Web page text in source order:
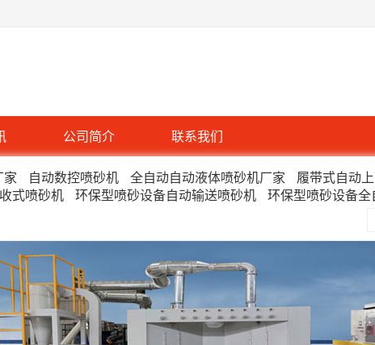
公司简介 联系我们
家 自动数控喷砂机 全自动自动液体喷砂机厂家 履带式自动
式喷砂机 环保型喷砂设备自动输送喷砂机 环保型喷砂设备